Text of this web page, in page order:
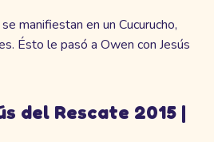
manifiestan en un Cucurucho,
Ésto le pasó a Owen con Jesús
del Rescate 2015 |